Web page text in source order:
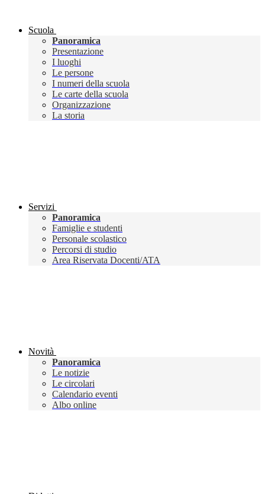
Scuola
Panoramica
Presentazione
I luoghi
Le persone
I numeri della scuola
Le carte della scuola
Organizzazione
La storia
Servizi
Panoramica
Famiglie e studenti
Personale scolastico
Percorsi di studio
Area Riservata Docenti/ATA
Novità
Panoramica
Le notizie
Le circolari
Calendario eventi
Albo online